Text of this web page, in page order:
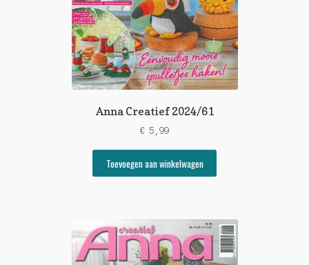
Anna Creatief 2024/61
€ 5,99
Toevoegen aan winkelwagen